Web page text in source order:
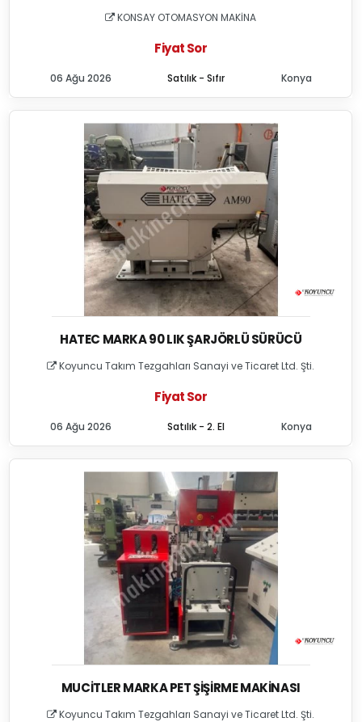
KONSAY OTOMASYON MAKİNA
Fiyat Sor
Satılık - Sıfır
06 Ağu 2026 Konya
HATEC MARKA 90 LIK ŞARJÖRLÜ SÜRÜCÜ
Koyuncu Takım Tezgahları Sanayi ve Ticaret Ltd. Şti.
Fiyat Sor
Satılık - 2. El
06 Ağu 2026 Konya
MUCITLER MARKA PET ŞIŞIRME MAKINASI
Koyuncu Takım Tezgahları Sanayi ve Ticaret Ltd. Şti.